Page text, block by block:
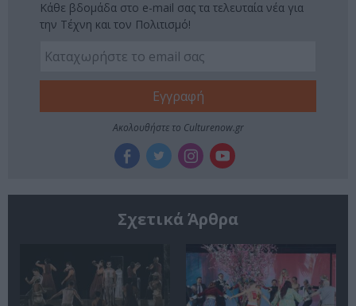
Κάθε βδομάδα στο e-mail σας τα τελευταία νέα για
την Τέχνη και τον Πολιτισμό!
Ακολουθήστε το Culturenow.gr
Σχετικά Άρθρα